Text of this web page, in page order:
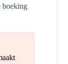
boeking